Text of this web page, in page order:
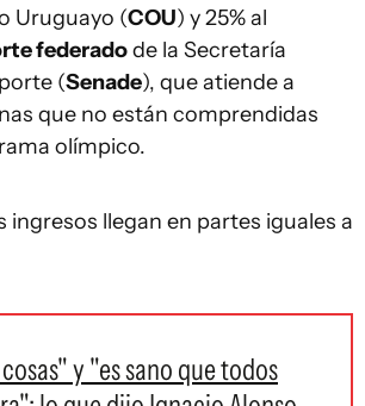
Uruguayo (COU) y 25% al
federadode la Secretaría
(Senade), que atiende a
que no están comprendidas
olímpico.
llegan en partes iguales a
y "es sano que todos